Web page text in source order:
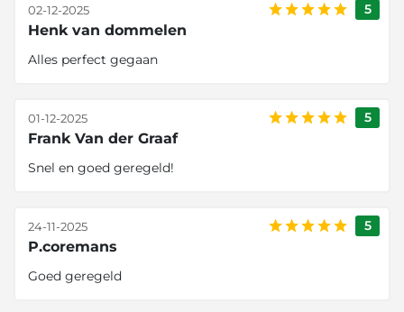
5
Henk van dommelen
02-12-2025
Alles perfect gegaan
5
Frank Van der Graaf
01-12-2025
Snel en goed geregeld!
5
P.coremans
24-11-2025
Goed geregeld